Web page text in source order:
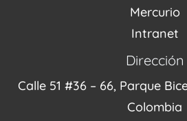
Mercurio
Intranet
Dirección
Calle 51 #36 – 66, Parque
Colombia